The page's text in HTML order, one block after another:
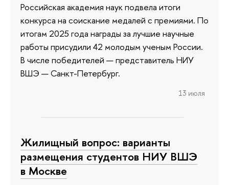
Российская академия наук подвела итоги
конкурса на соискание медалей с премиями. По
итогам 2025 года награды за лучшие научные
работы присудили 42 молодым ученым России.
В числе победителей — представитель НИУ
ВШЭ — Санкт-Петербург.
13 июля
Жилищный вопрос: варианты
размещения студентов НИУ ВШЭ
в Москве